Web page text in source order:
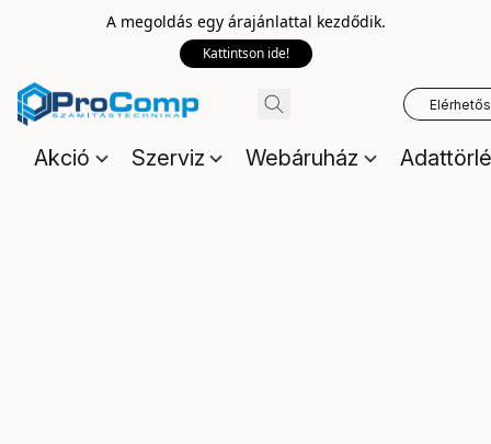
A megoldás egy árajánlattal kezdődik.
Kattintson ide!
Akció Szerviz Webáruház